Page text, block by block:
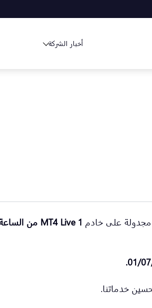
أخبار الشركة
مجدولة على خادم MT4 Live 1 من
01/
.
خدماتنا.